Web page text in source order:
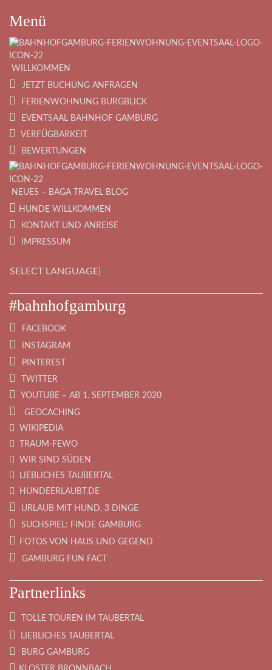
Menü
WILLKOMMEN
JETZT BUCHUNG ANFRAGEN
FERIENWOHNUNG BURGBLICK
EVENTSAAL BAHNHOF GAMBURG
VERFÜGBARKEIT
BEWERTUNGEN
NEUES – BAGA TRAVEL BLOG
HUNDE WILLKOMMEN
KONTAKT UND ANREISE
IMPRESSUM
SELECT LANGUAGE ▼
#bahnhofgamburg
FACEBOOK
INSTAGRAM
PINTEREST
TWITTER
YOUTUBE – AB 1. SEPTEMBER 2020
GEOCACHING
WIKIPEDIA
TRAUM-FEWO
WIR SIND SÜDEN
LIEBLICHES TAUBERTAL
HUNDEERLAUBT.DE
URLAUB MIT HUND, 3 DINGE
SUCHSPIEL: FINDE GAMBURG
FOTOS VON HAUS UND GEGEND
GAMBURG FUN FACT
Partnerlinks
TOLLE TOUREN IM TAUBERTAL
LIEBLICHES TAUBERTAL
BURG GAMBURG